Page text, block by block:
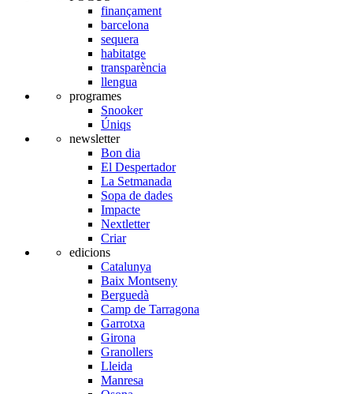
finançament
barcelona
sequera
habitatge
transparència
llengua
programes
Snooker
Úniqs
newsletter
Bon dia
El Despertador
La Setmanada
Sopa de dades
Impacte
Nextletter
Criar
edicions
Catalunya
Baix Montseny
Berguedà
Camp de Tarragona
Garrotxa
Girona
Granollers
Lleida
Manresa